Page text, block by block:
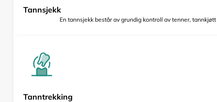
Tannsjekk
En tannsjekk består av grundig kontroll av tenner,
Tanntrekking